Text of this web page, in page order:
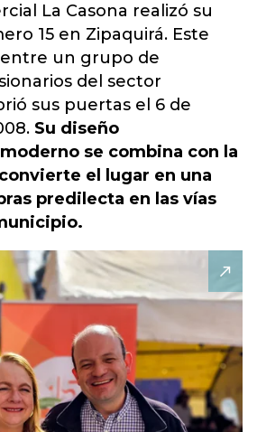
La Casona realizó su
15 en Zipaquirá. Este
un grupo de
del sector
sus puertas el 6 de
Su diseño
se combina con la
el lugar en una
predilecta en las vías